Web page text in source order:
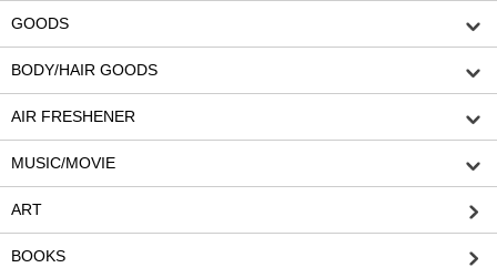
GOODS
BODY/HAIR GOODS
AIR FRESHENER
MUSIC/MOVIE
ART
BOOKS